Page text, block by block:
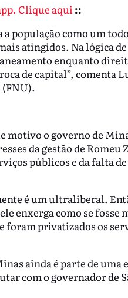
Clique aqui::
população como um
atingidos. Na lógica
enquanto
de capital”, comenta
motivo o governo de
da gestão de Romeu
públicos e da falta
é um ultraliberal.
enxerga como se fosse
foram privatizados os
ainda é parte de uma
com o governador de